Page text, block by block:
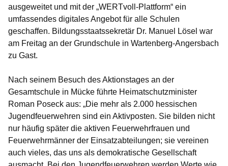
ausgeweitet und mit der „WERTvoll-Plattform“ ein
umfassendes digitales Angebot für alle Schulen
geschaffen. Bildungsstaatssekretär Dr. Manuel Lösel war
am Freitag an der Grundschule in Wartenberg-Angersbach
zu Gast.
Nach seinem Besuch des Aktionstages an der
Gesamtschule in Mücke führte Heimatschutzminister
Roman Poseck aus: „Die mehr als 2.000 hessischen
Jugendfeuerwehren sind ein Aktivposten. Sie bilden nicht
nur häufig später die aktiven Feuerwehrfrauen und
Feuerwehrmänner der Einsatzabteilungen; sie vereinen
auch vieles, das uns als demokratische Gesellschaft